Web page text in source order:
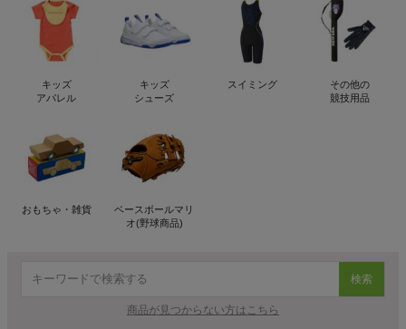
キッズ
アパレル
キッズ
シューズ
スイミング
その他の
競技用品
おもちゃ・雑貨
ベースボールマリ
オ(野球商品)
検索
商品が見つからない方はこちら